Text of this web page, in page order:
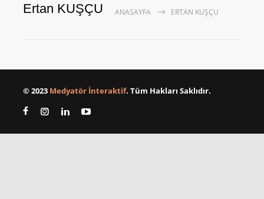
Ertan KUŞÇU ANASAYFA ERTAN KUŞÇU
© 2023 Medyatör İnteraktif. Tüm Hakları Saklıdır.